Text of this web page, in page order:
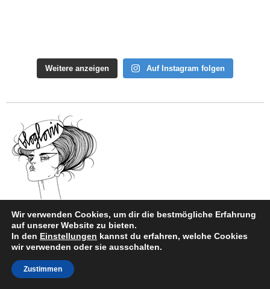
Weitere anzeigen Auf Instagram folgen
Wir verwenden Cookies, um dir die bestmögliche Erfahrung
auf unserer Website zu bieten.
In den Einstellungen kannst du erfahren, welche Cookies
wir verwenden oder sie ausschalten.
Zustimmen